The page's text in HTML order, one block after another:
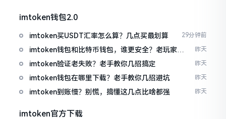
imtoken钱包2.0
imtoken买USDT汇率怎么算？几点买最划算 29分钟前
imtoken钱包和比特币钱包，谁更安全？老玩家来
聊聊
昨天
imtoken验证老失败？老手教你几招搞定 昨天
imtoken钱包在哪里下载？老手教你几招避坑 昨天
imtoken到账慢？别慌，搞懂这几点比啥都强 昨天
imtoken官方下载